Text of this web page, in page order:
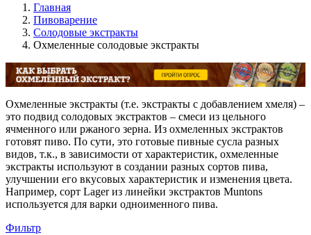
Главная
Пивоварение
Солодовые экстракты
Охмеленные солодовые экстракты
Охмеленные экстракты (т.е. экстракты с добавлением хмеля) –
это подвид солодовых экстрактов – смеси из цельного
ячменного или ржаного зерна. Из охмеленных экстрактов
готовят пиво. По сути, это готовые пивные сусла разных
видов, т.к., в зависимости от характеристик, охмеленные
экстракты используют в создании разных сортов пива,
улучшении его вкусовых характеристик и изменения цвета.
Например, сорт Lager из линейки экстрактов Muntons
используется для варки одноименного пива.
Фильтр